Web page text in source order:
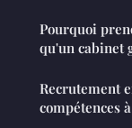
Pourquoi
qu'un cabinet
Recrutement
compétences